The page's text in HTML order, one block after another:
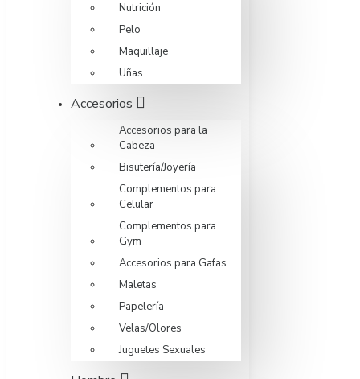
Nutrición
Pelo
Maquillaje
Uñas
Accesorios
Accesorios para la
Cabeza
Bisutería/Joyería
Complementos para
Celular
Complementos para
Gym
Accesorios para Gafas
Maletas
Papelería
Velas/Olores
Juguetes Sexuales